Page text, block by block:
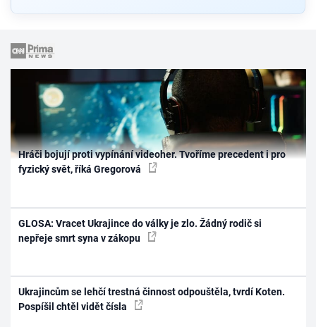
Hráči bojují proti vypínání videoher. Tvoříme precedent i pro
fyzický svět, říká Gregorová
GLOSA: Vracet Ukrajince do války je zlo. Žádný rodič si
nepřeje smrt syna v zákopu
Ukrajincům se lehčí trestná činnost odpouštěla, tvrdí Koten.
Pospíšil chtěl vidět čísla